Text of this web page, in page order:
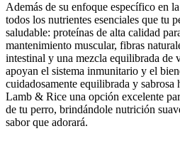
Además de su enfoque específico en
todos los nutrientes esenciales que tu
saludable: proteínas de alta calidad
mantenimiento muscular, fibras
intestinal y una mezcla equilibrada de
apoyan el sistema inmunitario y el
cuidadosamente equilibrada y
Lamb & Rice una opción excelente
de tu perro, brindándole nutrición
sabor que adorará.